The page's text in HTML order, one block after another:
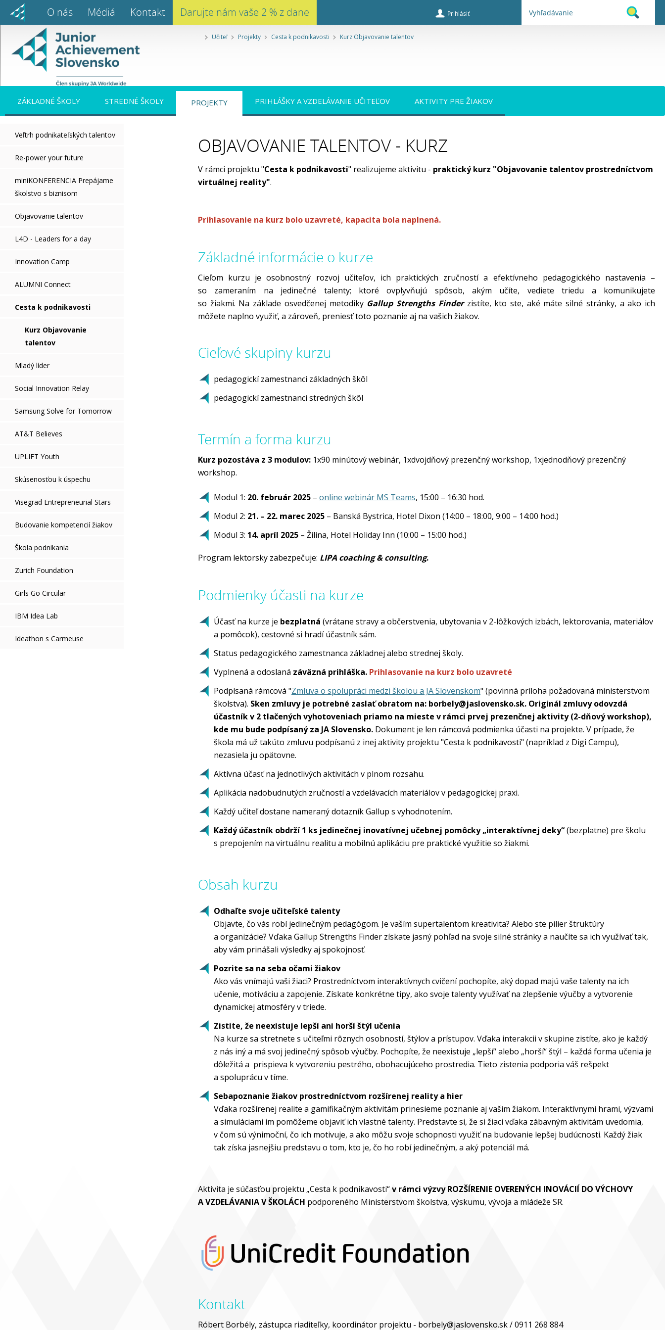
O nás Médiá Kontakt Darujte nám vaše 2 % z dane Prihlásiť
Učiteľ Projekty Cesta k podnikavosti Kurz Objavovanie talentov
ZÁKLADNÉ ŠKOLY STREDNÉ ŠKOLY PROJEKTY PRIHLÁŠKY A VZDELÁVANIE UČITEĽOV AKTIVITY PRE ŽIAKOV
Veľtrh podnikateľských talentov
Re-power your future
miniKONFERENCIA Prepájame
školstvo s biznisom
Objavovanie talentov
L4D - Leaders for a day
Innovation Camp
ALUMNI Connect
Cesta k podnikavosti
Kurz Objavovanie
talentov
Mladý líder
Social Innovation Relay
Samsung Solve for Tomorrow
AT&T Believes
UPLIFT Youth
Skúsenosťou k úspechu
Visegrad Entrepreneurial Stars
Budovanie kompetencií žiakov
Škola podnikania
Zurich Foundation
Girls Go Circular
IBM Idea Lab
Ideathon s Carmeuse
OBJAVOVANIE TALENTOV - KURZ
V rámci projektu "Cesta k podnikavosti" realizujeme aktivitu - praktický kurz "Objavovanie talentov prostredníctvom
virtuálnej reality".
Prihlasovanie na kurz bolo uzavreté, kapacita bola naplnená.
Základné informácie o kurze
Cieľom kurzu je osobnostný rozvoj učiteľov, ich praktických zručností a efektívneho pedagogického nastavenia –
so zameraním na jedinečné talenty; ktoré ovplyvňujú spôsob, akým učíte, vediete triedu a komunikujete
so žiakmi. Na základe osvedčenej metodiky Gallup Strengths Finder zistíte, kto ste, aké máte silné stránky, a ako ich
môžete naplno využiť, a zároveň, preniesť toto poznanie aj na vašich žiakov.
Cieľové skupiny kurzu
pedagogickí zamestnanci základných škôl
pedagogickí zamestnanci stredných škôl
Termín a forma kurzu
Kurz pozostáva z 3 modulov: 1x90 minútový webinár, 1xdvojdňový prezenčný workshop, 1xjednodňový prezenčný
workshop.
Modul 1: 20. február 2025 – online webinár MS Teams, 15:00 – 16:30 hod.
Modul 2: 21. – 22. marec 2025 – Banská Bystrica, Hotel Dixon (14:00 – 18:00, 9:00 – 14:00 hod.)
Modul 3: 14. apríl 2025 – Žilina, Hotel Holiday Inn (10:00 – 15:00 hod.)
Program lektorsky zabezpečuje: LIPA coaching & consulting.
Podmienky účasti na kurze
Účasť na kurze je bezplatná (vrátane stravy a občerstvenia, ubytovania v 2-lôžkových izbách, lektorovania, materiálov
a pomôcok), cestovné si hradí účastník sám.
Status pedagogického zamestnanca základnej alebo strednej školy.
Vyplnená a odoslaná záväzná prihláška. Prihlasovanie na kurz bolo uzavreté
Podpísaná rámcová "Zmluva o spolupráci medzi školou a JA Slovenskom" (povinná príloha požadovaná ministerstvom
školstva). Sken zmluvy je potrebné zaslať obratom na: borbely@jaslovensko.sk. Originál zmluvy odovzdá
účastník v 2 tlačených vyhotoveniach priamo na mieste v rámci prvej prezenčnej aktivity (2-dňový workshop),
kde mu bude podpísaný za JA Slovensko. Dokument je len rámcová podmienka účasti na projekte. V prípade, že
škola má už takúto zmluvu podpísanú z inej aktivity projektu "Cesta k podnikavosti" (napríklad z Digi Campu),
nezasiela ju opätovne.
Aktívna účasť na jednotlivých aktivitách v plnom rozsahu.
Aplikácia nadobudnutých zručností a vzdelávacích materiálov v pedagogickej praxi.
Každý učiteľ dostane nameraný dotazník Gallup s vyhodnotením.
Každý účastník obdrží 1 ks jedinečnej inovatívnej učebnej pomôcky „interaktívnej deky“(bezplatne) pre školu
s prepojením na virtuálnu realitu a mobilnú aplikáciu pre praktické využitie so žiakmi.
Obsah kurzu
Odhaľte svoje učiteľské talenty
Objavte, čo vás robí jedinečným pedagógom. Je vaším supertalentom kreativita? Alebo ste pilier štruktúry
a organizácie? Vďaka Gallup Strengths Finder získate jasný pohľad na svoje silné stránky a naučíte sa ich využívať tak,
aby vám prinášali výsledky aj spokojnosť.
Pozrite sa na seba očami žiakov
Ako vás vnímajú vaši žiaci? Prostredníctvom interaktívnych cvičení pochopíte, aký dopad majú vaše talenty na ich
učenie, motiváciu a zapojenie. Získate konkrétne tipy, ako svoje talenty využívať na zlepšenie výučby a vytvorenie
dynamickej atmosféry v triede.
Zistite, že neexistuje lepší ani horší štýl učenia
Na kurze sa stretnete s učiteľmi rôznych osobností, štýlov a prístupov. Vďaka interakcii v skupine zistíte, ako je každý
z nás iný a má svoj jedinečný spôsob výučby. Pochopíte, že neexistuje „lepší“ alebo „horší“ štýl – každá forma učenia je
dôležitá a prispieva k vytvoreniu pestrého, obohacujúceho prostredia. Tieto zistenia podporia váš rešpekt
a spoluprácu v tíme.
Sebapoznanie žiakov prostredníctvom rozšírenej reality a hier
Vďaka rozšírenej realite a gamifikačným aktivitám prinesieme poznanie aj vašim žiakom. Interaktívnymi hrami, výzvami
a simuláciami im pomôžeme objaviť ich vlastné talenty. Predstavte si, že si žiaci vďaka zábavným aktivitám uvedomia,
v čom sú výnimoční, čo ich motivuje, a ako môžu svoje schopnosti využiť na budovanie lepšej budúcnosti. Každý žiak
tak získa jasnejšiu predstavu o tom, kto je, čo ho robí jedinečným, a aký potenciál má.
Aktivita je súčasťou projektu „Cesta k podnikavosti“v rámci výzvy ROZŠÍRENIE OVERENÝCH INOVÁCIÍ DO VÝCHOVY
A VZDELÁVANIA V ŠKOLÁCH podporeného Ministerstvom školstva, výskumu, vývoja a mládeže SR.
Kontakt
Róbert Borbély, zástupca riaditeľky, koordinátor projektu - borbely@jaslovensko.sk / 0911 268 884